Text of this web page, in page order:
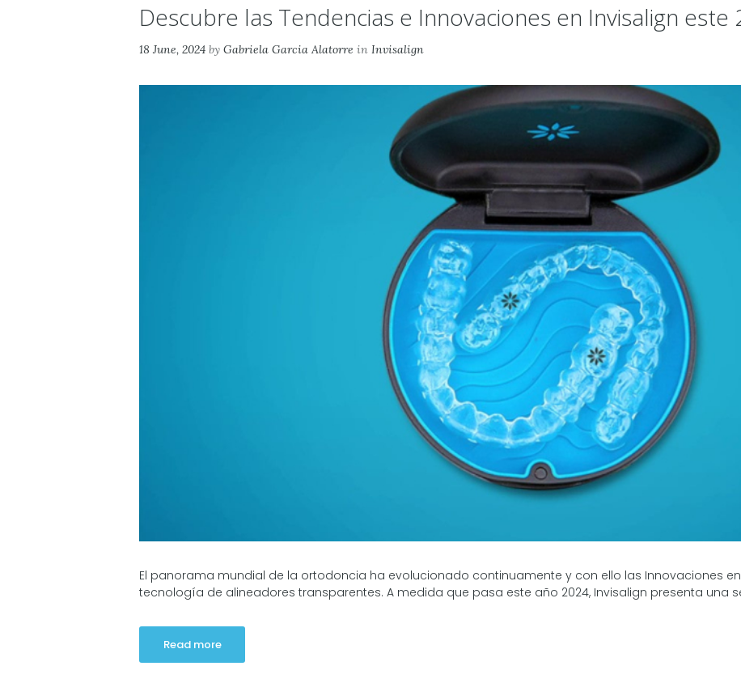
Descubre las Tendencias e Innovaciones en Invisalign este
18 June, 2024 by Gabriela Garcia Alatorre in Invisalign
El panorama mundial de la ortodoncia ha evolucionado continuamente y con ello las Innovaciones
tecnología de alineadores transparentes. A medida que pasa este año 2024, Invisalign presenta una
Read more